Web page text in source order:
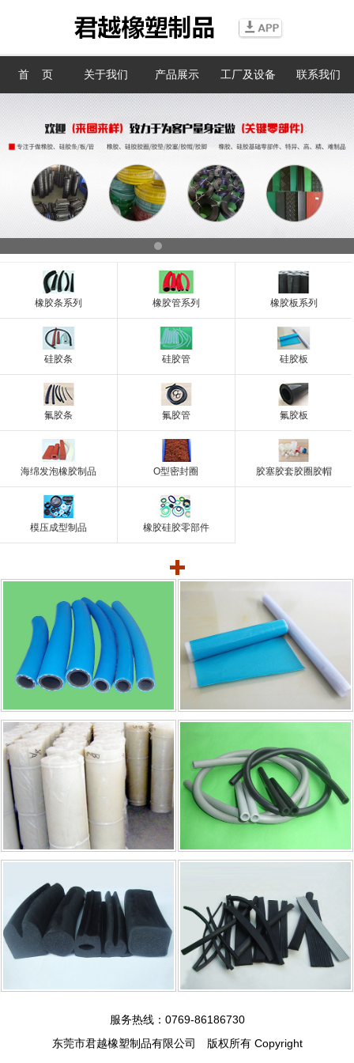
首 页 关于我们 产品展示 工厂及设备 联系我们
橡胶条系列 橡胶管系列 橡胶板系列
硅胶条 硅胶管 硅胶板
氟胶条 氟胶管 氟胶板
海绵发泡橡胶制品 O型密封圈 胶塞胶套胶圈胶帽
模压成型制品 橡胶硅胶零部件
服务热线：0769-86186730
东莞市君越橡塑制品有限公司 版权所有 Copyright
搜索